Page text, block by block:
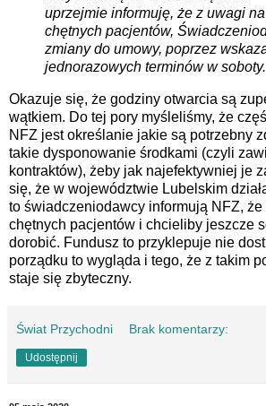
uprzejmie informuję, że z uwagi
chętnych pacjentów,
zmiany do umowy, poprzez
jednorazowych terminów w soboty.
Okazuje się, że godziny otwarcia są
wątkiem. Do tej pory myśleliśmy, że
NFZ jest określanie jakie są potrzebny
takie dysponowanie środkami (czyli
kontraktów), żeby jak najefektywniej je
się, że w województwie Lubelskim
to świadczeniodawcy informują NFZ, że
chętnych pacjentów i chcieliby jeszcze
dorobić. Fundusz to przyklepuje nie
porządku to wygląda i tego, że z takim
staje się zbyteczny.
Świat Przychodni Brak komentarzy:
Udostępnij